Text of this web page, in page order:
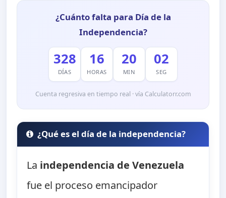
¿Cuánto falta para Día de la
Independencia?
328
DÍAS
16
HORAS
20
MIN
01
SEG
Cuenta regresiva en tiempo real · vía Calculatorr.com
¿Qué es el día de la independencia?
La independencia de Venezuela
fue el proceso emancipador